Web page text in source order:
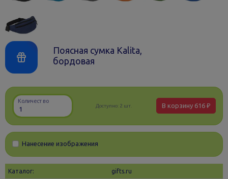
Поясная сумка Kalita,
бордовая
Количество
Доступно: 2 шт. В корзину 616 ₽
Нанесение изображения
Каталог: gifts.ru